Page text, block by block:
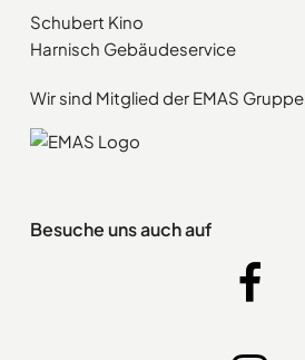
Schubert Kino
Harnisch Gebäudeservice
Wir sind Mitglied der EMAS Gruppe
Besuche uns auch auf